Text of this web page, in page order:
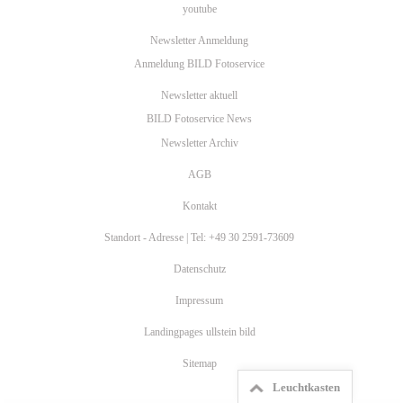
youtube
Newsletter Anmeldung
Anmeldung BILD Fotoservice
Newsletter aktuell
BILD Fotoservice News
Newsletter Archiv
AGB
Kontakt
Standort - Adresse | Tel: +49 30 2591-73609
Datenschutz
Impressum
Landingpages ullstein bild
Sitemap
Leuchtkasten